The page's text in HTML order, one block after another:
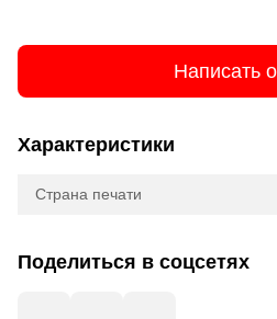
Написать
Характеристики
Страна печати
Поделиться в соцсетях